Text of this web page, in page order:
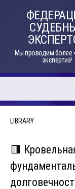
Мы проводим более
экспертиз!
LIBRARY
🟥